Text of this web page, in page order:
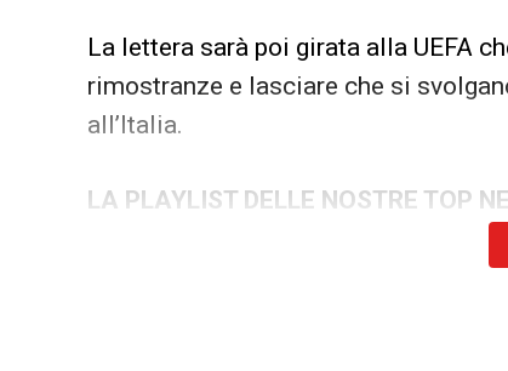
La lettera sarà poi girata alla UEFA
rimostranze e lasciare che si
all’Italia.
LA PLAYLIST DELLE NOSTRE TOP